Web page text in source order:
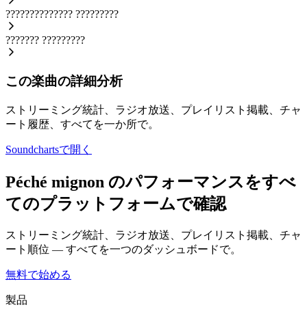
?????????????? ?????????
??????? ?????????
この楽曲の詳細分析
ストリーミング統計、ラジオ放送、プレイリスト掲載、チャ
ート履歴、すべてを一か所で。
Soundchartsで開く
Péché mignon のパフォーマンスをすべ
てのプラットフォームで確認
ストリーミング統計、ラジオ放送、プレイリスト掲載、チャ
ート順位 — すべてを一つのダッシュボードで。
無料で始める
製品